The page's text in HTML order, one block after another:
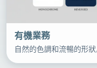
有機業務
自然的色調和流暢的形